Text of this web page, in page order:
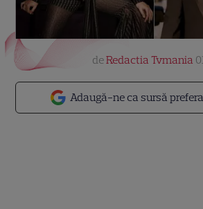
Adaugă-ne ca sursă
deRedactia Tvmania